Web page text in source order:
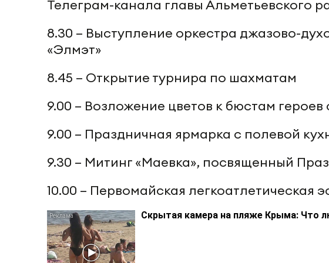
Телеграм-канала главы Альметьевского
8.30 – Выступление оркестра джазово-
«Элмэт»
8.45 – Открытие турнира по шахматам
9.00 – Возложение цветов к бюстам
9.00 – Праздничная ярмарка с полевой
9.30 – Митинг «Маевка», посвященный
10.00 – Первомайская легкоатлетическая
Скрытая камера на пляже Крыма: Что